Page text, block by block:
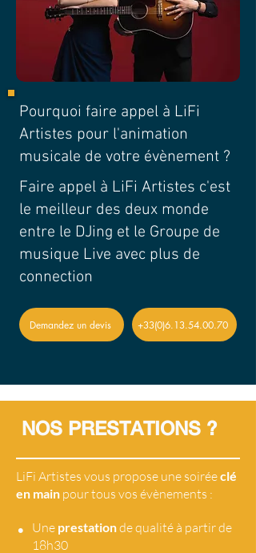
Pourquoi faire appel à LiFi
Artistes pour l'animation
musicale de votre évènement ?
Faire appel à LiFi Artistes c'est
le meilleur des deux monde
entre le DJing et le Groupe de
musique Live avec plus de
connection
Demandez un devis +33(0)6.13.54.00.70
NOS PRESTATIONS ?
LiFi Artistes vous propose une soiréeclé
en main pour tous vos évènements :
• Une prestationde qualité à partir de
18h30